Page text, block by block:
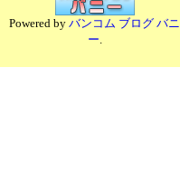
Powered byバンコム ブログ バニ
ー.